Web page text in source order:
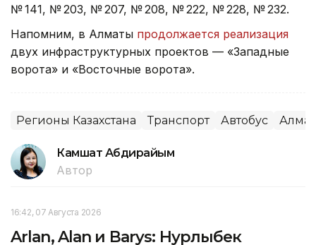
№ 141, № 203, № 207, № 208, № 222, № 228, № 232.
Напомним, в Алматы продолжается реализация
двух инфраструктурных проектов — «Западные
ворота» и «Восточные ворота».
Регионы Казахстана Транспорт Автобус
Камшат Абдирайым
Автор
16:42, 07 Августа 2026
Arlan, Alan и Barys: Нурлыбек